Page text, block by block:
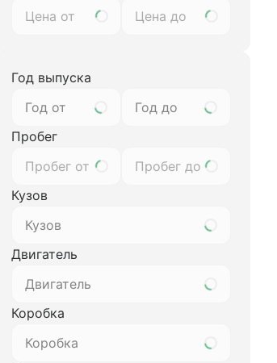
Год выпуска
Год от
Год до
Пробег
Кузов
Кузов
Двигатель
Двигатель
Коробка
Коробка